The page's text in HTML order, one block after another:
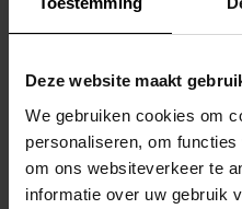
Deze website maakt
We gebruiken cookies om
personaliseren, om
om ons websiteverkeer te
informatie over uw gebruik